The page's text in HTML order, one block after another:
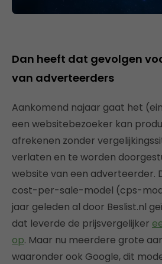
Dan heeft dat gevolgen
van adverteerders
Aankomend najaar gaat het
een websitebezoeker kan
afrekenen zonder
verlaten en te worden
website van een adverteerder.
cost-per-sale-model (cps-­
jaar geleden al door Beslist.nl
dat leverde de prijsvergelijker
op. Maar nu meerdere grote
waaronder ook Google, dit